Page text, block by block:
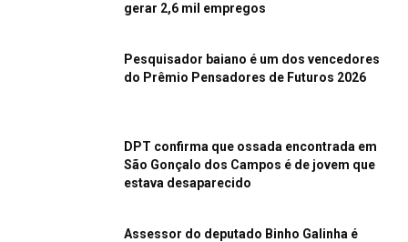
gerar 2,6 mil empregos
Pesquisador baiano é um dos vencedores
do Prêmio Pensadores de Futuros 2026
DPT confirma que ossada encontrada em
São Gonçalo dos Campos é de jovem que
estava desaparecido
Assessor do deputado Binho Galinha é